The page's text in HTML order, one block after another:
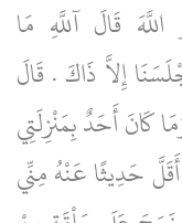
قَالَ آللَّهِ مَا
إِلاَّ ذَاكَ ‏.‏ قَالَ
كَانَ أَحَدٌ بِمَنْزِلَتِي
حَدِيثًا عَنْهُ مِنِّي